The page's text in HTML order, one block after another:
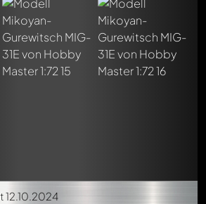
12.10.2024
ersten Kommentar zu diesem Modell!
kann von allen Mitgliedern diskutiert
Chat.
Modelly-Mitglieder durch die
@in deiner Nachricht. Sie werden dann
informiert.